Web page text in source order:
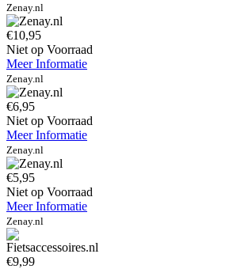
Zenay.nl
€10,95
Niet op Voorraad
Meer Informatie
Zenay.nl
€6,95
Niet op Voorraad
Meer Informatie
Zenay.nl
€5,95
Niet op Voorraad
Meer Informatie
Zenay.nl
€9,99